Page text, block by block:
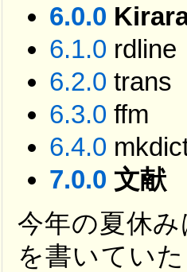
6.0.0
6.1.0 rdline
6.2.0 trans
6.3.0 ffm
6.4.0
7.0.0 文献
今年の夏休
を書いてい